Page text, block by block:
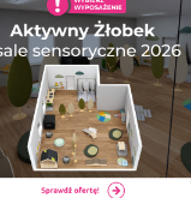
VAT.
the SPIKE logo are
©2026 The LEGO Group